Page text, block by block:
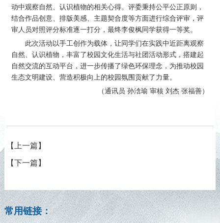
动中观察自然、认识植物的相关心得。评委秉持公平公正原则，
结合作品创意、排版美感、主题契合度等方面进行综合评审，评
审人员对照评分标准逐一打分，最终李俊枫同学获得一等奖。
此次活动以手工创作为载体，让同学们在实践中近距离观察
自然、认识植物，丰富了校园文化生活与社团活动形式，搭建起
自然交流的互动平台，进一步传播了绿色环保理念，为推动校园
生态文明建设、营造积极向上的校园氛围贡献了力量。
（通讯员 孙浛瑜 审核 刘杰 张福善）
【上一篇】
【下一篇】
常用链接：